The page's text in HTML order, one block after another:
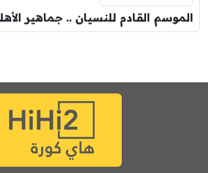
الموسم القادم للنسيان .. جماهير